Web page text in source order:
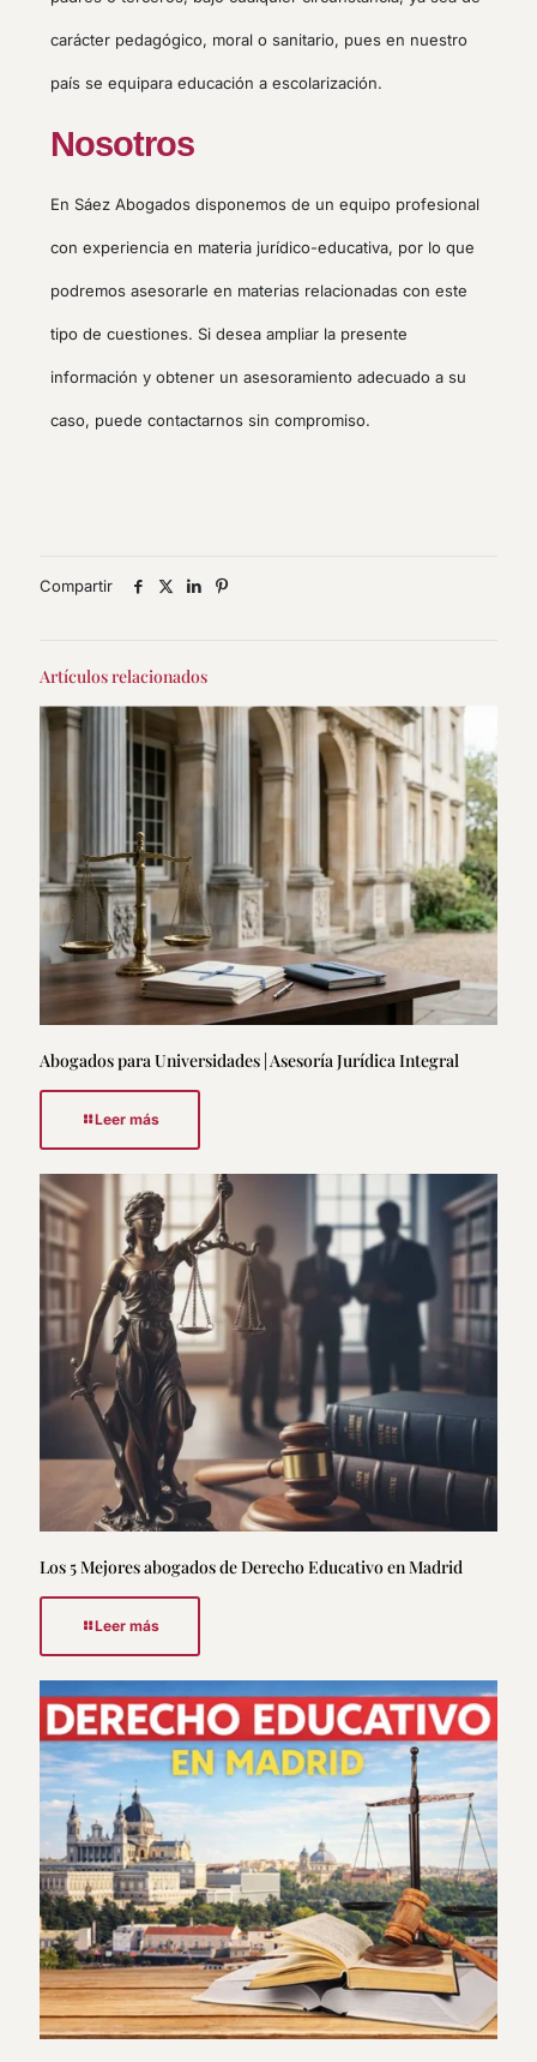
carácter pedagógico, moral o sanitario, pues en nuestro
país se equipara educación a escolarización.
Nosotros
En Sáez Abogados disponemos de un equipo profesional
con experiencia en materia jurídico-educativa, por lo que
podremos asesorarle en materias relacionadas con este
tipo de cuestiones. Si desea ampliar la presente
información y obtener un asesoramiento adecuado a su
caso, puede contactarnos sin compromiso.
Compartir
Artículos relacionados
Abogados para Universidades | Asesoría Jurídica Integral
Leer más
Los 5 Mejores abogados de Derecho Educativo en Madrid
Leer más